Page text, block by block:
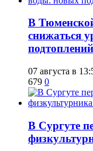
​В
снижаться
07 августа в
679 0
​В Сургуте